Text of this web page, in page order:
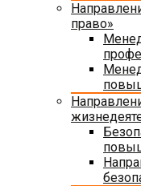
право»